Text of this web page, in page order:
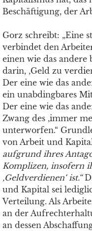
Beschäftigung, der
Gorz schreibt: „Eine
verbindet den
einen wie das andere
darin, ‚Geld zu
Der eine wie das
ein unabdingbares
Der eine wie das
Zwang des ‚immer
unterworfen.“
von Arbeit und
aufgrund ihres
Komplizen, insofern
‚Geldverdienen‘ist.“
und Kapital sei
Verteilung. Als
an der
an dessen